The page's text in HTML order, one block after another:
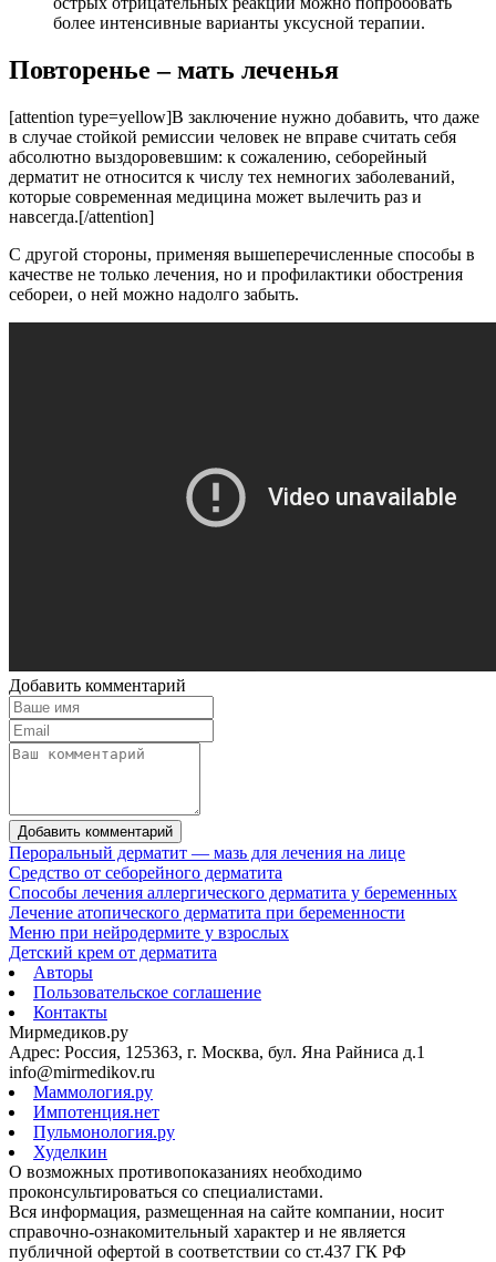
более интенсивные варианты уксусной терапии.
Повторенье – мать леченья
[attention type=yellow]В заключение нужно добавить, что даже
в случае стойкой ремиссии человек не вправе считать себя
абсолютно выздоровевшим: к сожалению, себорейный
дерматит не относится к числу тех немногих заболеваний,
которые современная медицина может вылечить раз и
навсегда.[/attention]
С другой стороны, применяя вышеперечисленные способы в
качестве не только лечения, но и профилактики обострения
себореи, о ней можно надолго забыть.
Добавить комментарий
Добавить комментарий
Пероральный дерматит — мазь для лечения на лице
Средство от себорейного дерматита
Способы лечения аллергического дерматита у беременных
Лечение атопического дерматита при беременности
Меню при нейродермите у взрослых
Детский крем от дерматита
Авторы
Пользовательское соглашение
Контакты
Мирмедиков.ру
Адрес: Россия, 125363, г. Москва, бул. Яна Райниса д.1
info@mirmedikov.ru
Маммология.ру
Импотенция.нет
Пульмонология.ру
Худелкин
О возможных противопоказаниях необходимо
проконсультироваться со специалистами.
Вся информация, размещенная на сайте компании, носит
справочно-ознакомительный характер и не является
публичной офертой в соответствии со ст.437 ГК РФ